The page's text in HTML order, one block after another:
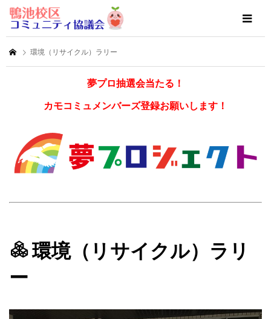
環境（リサイクル）ラリー
夢プロ抽選会当たる！
カモコミュメンバーズ登録お願いします！
環境（リサイクル）ラリ
ー